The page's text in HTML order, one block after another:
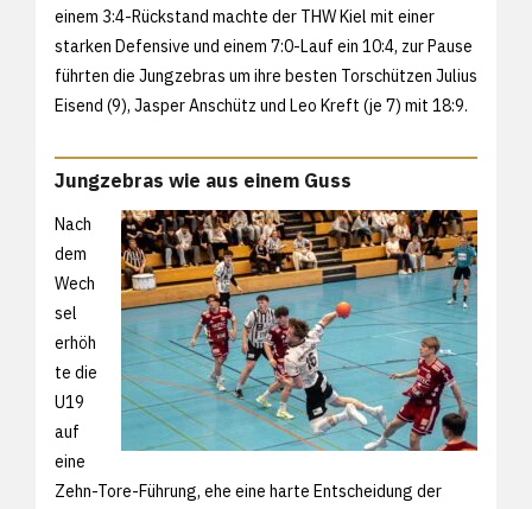
einem 3:4-Rückstand machte der THW Kiel mit einer
starken Defensive und einem 7:0-Lauf ein 10:4, zur Pause
führten die Jungzebras um ihre besten Torschützen Julius
Eisend (9), Jasper Anschütz und Leo Kreft (je 7) mit 18:9.
Jungzebras wie aus einem Guss
Nach
dem
Wech
sel
erhöh
te die
U19
auf
eine
Zehn-Tore-Führung, ehe eine harte Entscheidung der